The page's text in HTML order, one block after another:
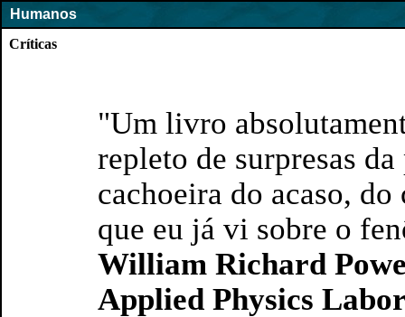
Humanos
Críticas
"Um livro
repleto de surpresas
cachoeira do acaso,
que eu já vi sobre o
William Richard
Applied Physics